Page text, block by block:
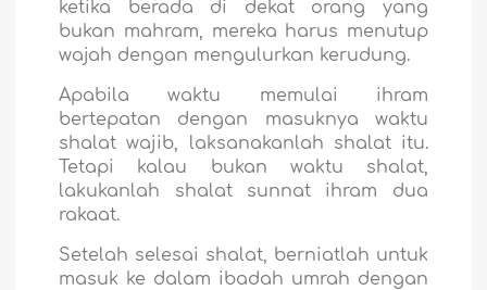
ketika berada di dekat orang yang
bukan mahram, mereka harus menutup
wajah dengan mengulurkan kerudung.
Apabila waktu memulai ihram
bertepatan dengan masuknya waktu
shalat wajib, laksanakanlah shalat itu.
Tetapi kalau bukan waktu shalat,
lakukanlah shalat sunnat ihram dua
rakaat.
Setelah selesai shalat, berniatlah untuk
masuk ke dalam ibadah umrah dengan